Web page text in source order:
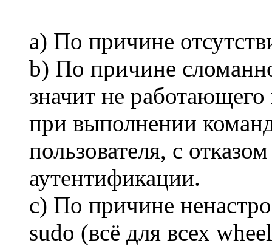
a) По причине
b) По причине
значит не
при выполнении
пользователя, с
аутентификации.
c) По причине
sudo (всё для всех